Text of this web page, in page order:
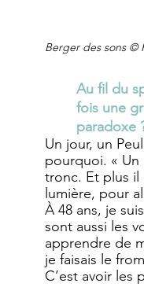
Berger des sons ©
Au fil du
fois une
paradoxe
Un jour, un
pourquoi. « Un
tronc. Et plus il
lumière, pour
À 48 ans, je
sont aussi les
apprendre de
je faisais le
C’est avoir les